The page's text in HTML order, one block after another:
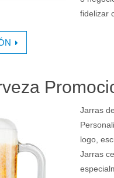
fidelizar
Jarras
logo,
Jarras